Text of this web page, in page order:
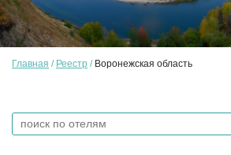
Главная Реестр Воронежская область